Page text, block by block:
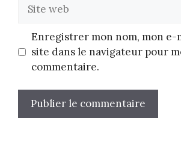
web
Enregistrer mon nom, mon e-
site dans le navigateur pour
commentaire.